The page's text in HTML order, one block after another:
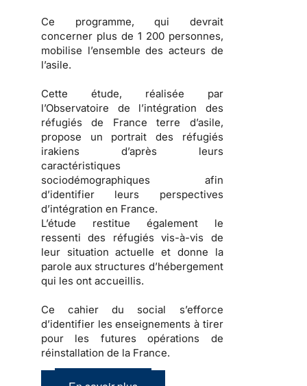
Ce programme, qui devrait
concerner plus de 1 200 personnes,
mobilise l’ensemble des acteurs de
l’asile.
Cette étude, réalisée par
l’Observatoire de l’intégration des
réfugiés de France terre d’asile,
propose un portrait des réfugiés
irakiens d’après leurs
caractéristiques
sociodémographiques afin
d’identifier leurs perspectives
d’intégration en France.
L’étude restitue égalementle
ressenti des réfugiés vis-à-vis de
leur situation actuelle et donne la
parole aux structures d’hébergement
qui les ont accueillis.
Ce cahier du social s’efforce
d’identifier les enseignements à tirer
pour les futures opérations de
réinstallation de la France.